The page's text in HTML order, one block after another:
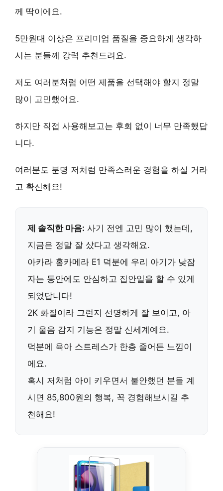
께 딱이에요.
5만원대 이상은 프리미엄 품질을 중요하게 생각하
시는 분들께 강력 추천드려요.
저도 여러분처럼 어떤 제품을 선택해야 할지 정말
많이 고민했어요.
하지만 직접 사용해보고는 후회 없이 너무 만족했답
니다.
여러분도 분명 저처럼 만족스러운 경험을 하실 거라
고 확신해요!
제 솔직한 마음: 사기 전엔 고민 많이 했는데,
지금은 정말 잘 샀다고 생각해요.
아카라 홈카메라 E1 덕분에 우리 아기가 낮잠
자는 동안에도 안심하고 집안일을 할 수 있게
되었답니다!
2K 화질이라 그런지 선명하게 잘 보이고, 아
기 울음 감지 기능은 정말 신세계예요.
덕분에 육아 스트레스가 한층 줄어든 느낌이
에요.
혹시 저처럼 아이 키우면서 불안했던 분들 계
시면 85,800원의 행복, 꼭 경험해보시길 추
천해요!